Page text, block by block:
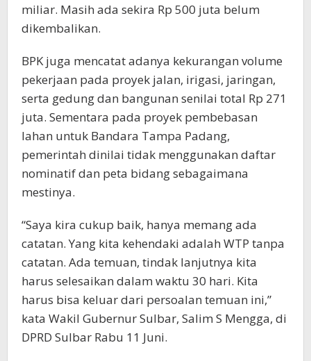
miliar. Masih ada sekira Rp 500 juta belum
dikembalikan.
BPK juga mencatat adanya kekurangan volume
pekerjaan pada proyek jalan, irigasi, jaringan,
serta gedung dan bangunan senilai total Rp 271
juta. Sementara pada proyek pembebasan
lahan untuk Bandara Tampa Padang,
pemerintah dinilai tidak menggunakan daftar
nominatif dan peta bidang sebagaimana
mestinya.
“Saya kira cukup baik, hanya memang ada
catatan. Yang kita kehendaki adalah WTP tanpa
catatan. Ada temuan, tindak lanjutnya kita
harus selesaikan dalam waktu 30 hari. Kita
harus bisa keluar dari persoalan temuan ini,”
kata Wakil Gubernur Sulbar, Salim S Mengga, di
DPRD Sulbar Rabu 11 Juni.